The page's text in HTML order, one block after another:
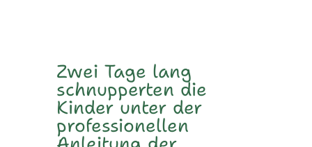
Zwei Tage lang
schnupperten die
Kinder unter der
professionellen